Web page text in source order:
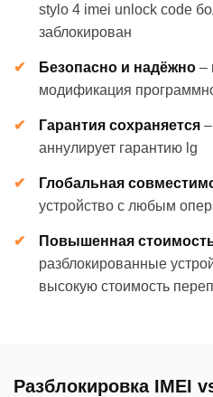
stylo 4 imei unlock code
заблокирован
Безопасно и надёжно –
модификация
Гарантия сохраняется –
аннулирует гарантию lg
Глобальная
устройство с любым
Повышенная
разблокированные
высокую стоимость
Разблокировка IMEI